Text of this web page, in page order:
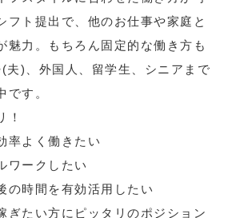
フト提出で、他のお仕事や家庭と
魅力。もちろん固定的な働き方も
夫)、外国人、留学生、シニアまで
です。
！
率よく働きたい
ワークしたい
の時間を有効活用したい
ぎたい方にピッタリのポジション